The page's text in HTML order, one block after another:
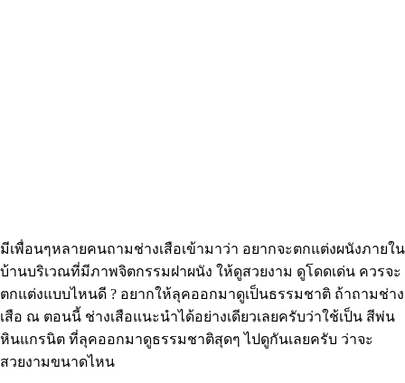
มีเพื่อนๆหลายคนถามช่างเสือเข้ามาว่า อยากจะตกแต่งผนังภายใน
บ้านบริเวณที่มีภาพจิตกรรมฝาผนัง ให้ดูสวยงาม ดูโดดเด่น ควรจะ
ตกแต่งแบบไหนดี ? อยากให้ลุคออกมาดูเป็นธรรมชาติ ถ้าถามช่าง
เสือ ณ ตอนนี้ ช่างเสือแนะนำได้อย่างเดียวเลยครับว่าใช้เป็น สีพ่น
หินแกรนิต ที่ลุคออกมาดูธรรมชาติสุดๆ ไปดูกันเลยครับ ว่าจะ
สวยงามขนาดไหน